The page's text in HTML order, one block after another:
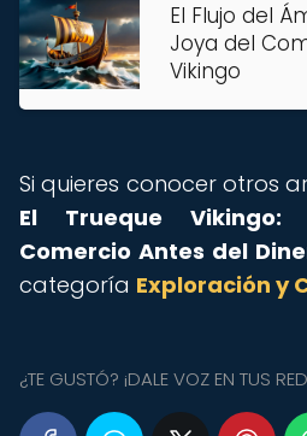
El Flujo del
Joya del
Vikingo
Si quieres conocer otros
El Trueque
Comercio Antes del
categoría Exploración y
¿TE GUSTÓ? ¡DALE VOZ EN TUS